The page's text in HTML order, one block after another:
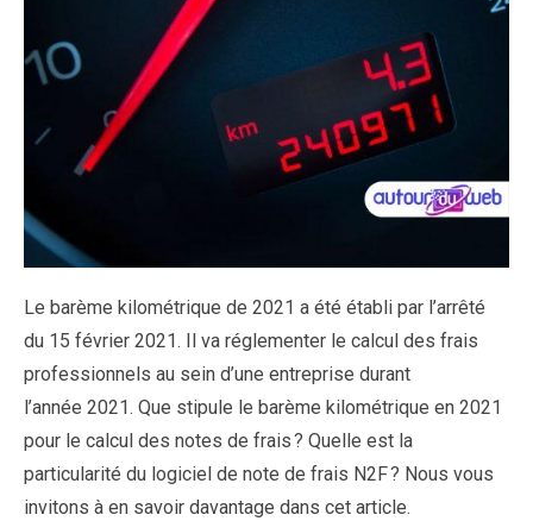
Le barème kilométrique de 2021 a été établi par l’arrêté
du 15 février 2021. Il va réglementer le calcul des frais
professionnels au sein d’une entreprise durant
l’année 2021. Que stipule le barème kilométrique en 2021
pour le calcul des notes de frais ? Quelle est la
particularité du logiciel de note de frais N2F ? Nous vous
invitons à en savoir davantage dans cet article.